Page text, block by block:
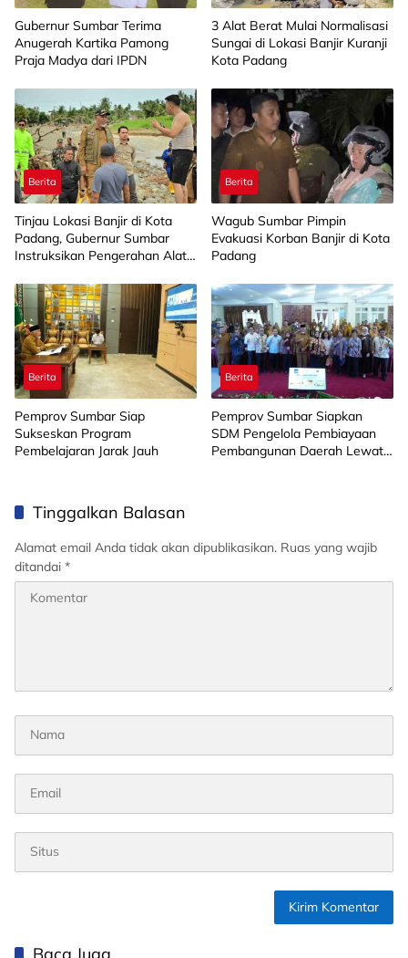
Gubernur Sumbar Terima
Anugerah Kartika Pamong
Praja Madya dari IPDN
3 Alat Berat Mulai Normalisasi
Sungai di Lokasi Banjir Kuranji
Kota Padang
Berita
Tinjau Lokasi Banjir di Kota
Padang, Gubernur Sumbar
Instruksikan Pengerahan Alat
Berita
Wagub Sumbar Pimpin
Evakuasi Korban Banjir di Kota
Padang
Berita
Pemprov Sumbar Siap
Sukseskan Program
Pembelajaran Jarak Jauh
Berita
Pemprov Sumbar Siapkan
SDM Pengelola Pembiayaan
Pembangunan Daerah Lewat
Tinggalkan Balasan
Alamat email Anda tidak akan dipublikasikan. Ruas yang wajib
ditandai *
Baca Juga